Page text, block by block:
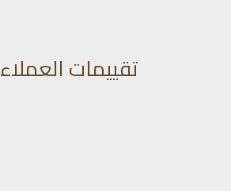
تقييمات العملاء